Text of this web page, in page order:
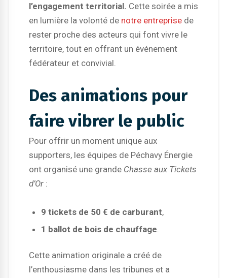
l’engagement territorial. Cette soirée a mis
en lumière la volonté de notre entreprise de
rester proche des acteurs qui font vivre le
territoire, tout en offrant un événement
fédérateur et convivial.
Des animations pour
faire vibrer le public
Pour offrir un moment unique aux
supporters, les équipes de Péchavy Énergie
ont organisé une grande Chasse aux Tickets
d’Or :
9 tickets de 50 € de carburant,
1 ballot de bois de chauffage
Cette animation originale a créé de
l’enthousiasme dans les tribunes et a